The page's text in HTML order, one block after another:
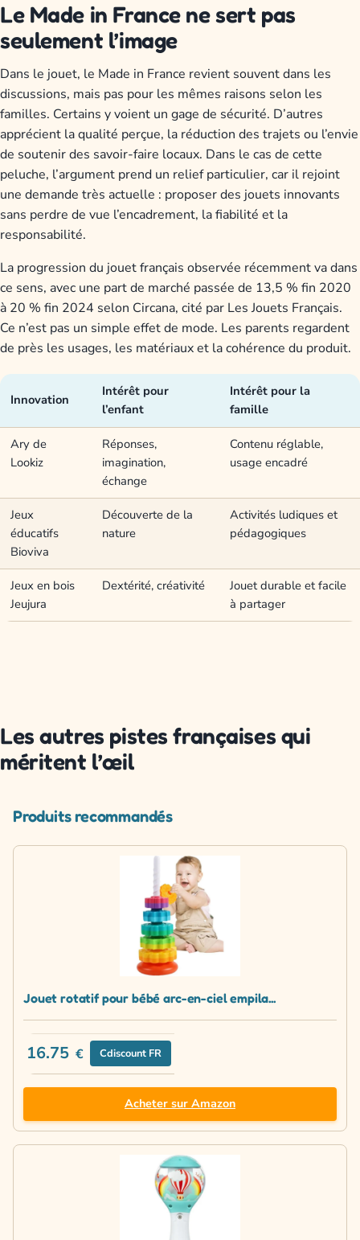
Le Made in France ne sert pas
seulement l’image
Dans le jouet, le Made in France revient souvent dans les
discussions, mais pas pour les mêmes raisons selon les
familles. Certains y voient un gage de sécurité. D’autres
apprécient la qualité perçue, la réduction des trajets ou l’envie
de soutenir des savoir-faire locaux. Dans le cas de cette
peluche, l’argument prend un relief particulier, car il rejoint
une demande très actuelle : proposer des jouets innovants
sans perdre de vue l’encadrement, la fiabilité et la
responsabilité.
La progression du jouet français observée récemment va dans
ce sens, avec une part de marché passée de 13,5 % fin 2020
à 20 % fin 2024 selon Circana, cité par Les Jouets Français.
Ce n’est pas un simple effet de mode. Les parents regardent
de près les usages, les matériaux et la cohérence du produit.
Innovation
Intérêt pour
l’enfant
Intérêt pour la
famille
Ary de
Lookiz
Réponses,
imagination,
échange
Contenu réglable,
usage encadré
Jeux
éducatifs
Bioviva
Découverte de la
nature
Activités ludiques et
pédagogiques
Jeux en bois
Jeujura
Dextérité, créativité
Jouet durable et facile
à partager
Les autres pistes françaises qui
méritent l’œil
Produits recommandés
Jouet rotatif pour bébé arc-en-ciel empila...
16.75 € Cdiscount FR
Acheter sur Amazon